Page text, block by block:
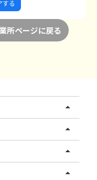
する
所ページに戻る
arrow_drop_up
arrow_drop_up
arrow_drop_up
arrow_drop_up